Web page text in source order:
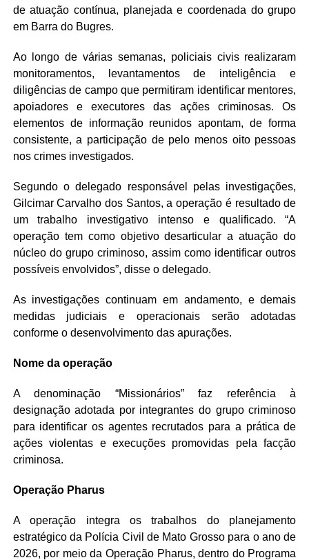
de atuação contínua, planejada e coordenada do grupo
em Barra do Bugres.
Ao longo de várias semanas, policiais civis realizaram
monitoramentos, levantamentos de inteligência e
diligências de campo que permitiram identificar mentores,
apoiadores e executores das ações criminosas. Os
elementos de informação reunidos apontam, de forma
consistente, a participação de pelo menos oito pessoas
nos crimes investigados.
Segundo o delegado responsável pelas investigações,
Gilcimar Carvalho dos Santos, a operação é resultado de
um trabalho investigativo intenso e qualificado. “A
operação tem como objetivo desarticular a atuação do
núcleo do grupo criminoso, assim como identificar outros
possíveis envolvidos”, disse o delegado.
As investigações continuam em andamento, e demais
medidas judiciais e operacionais serão adotadas
conforme o desenvolvimento das apurações.
Nome da operação
A denominação “Missionários” faz referência à
designação adotada por integrantes do grupo criminoso
para identificar os agentes recrutados para a prática de
ações violentas e execuções promovidas pela facção
criminosa.
Operação Pharus
A operação integra os trabalhos do planejamento
estratégico da Polícia Civil de Mato Grosso para o ano de
2026, por meio da Operação Pharus, dentro do Programa